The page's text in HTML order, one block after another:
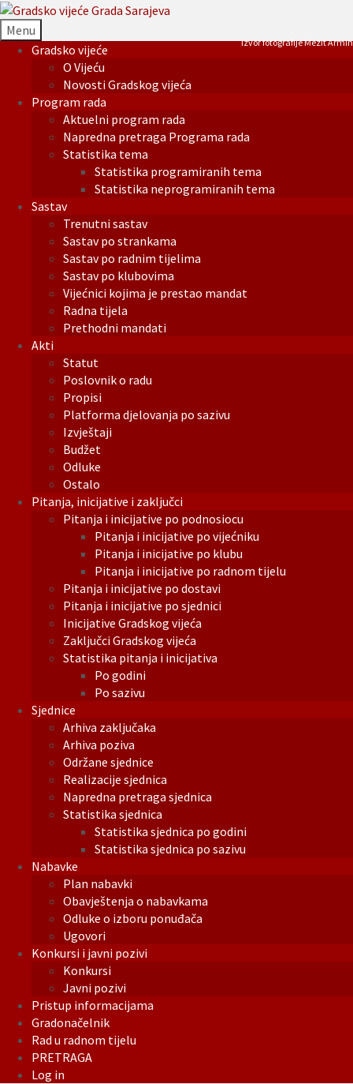
Menu
Gradsko vijeće
O Vijeću
Novosti Gradskog vijeća
Program rada
Aktuelni program rada
Napredna pretraga Programa rada
Statistika tema
Statistika programiranih tema
Statistika neprogramiranih tema
Sastav
Trenutni sastav
Sastav po strankama
Sastav po radnim tijelima
Sastav po klubovima
Vijećnici kojima je prestao mandat
Radna tijela
Prethodni mandati
Akti
Statut
Poslovnik o radu
Propisi
Platforma djelovanja po sazivu
Izvještaji
Budžet
Odluke
Ostalo
Pitanja, inicijative i zaključci
Pitanja i inicijative po podnosiocu
Pitanja i inicijative po vijećniku
Pitanja i inicijative po klubu
Pitanja i inicijative po radnom tijelu
Pitanja i inicijative po dostavi
Pitanja i inicijative po sjednici
Inicijative Gradskog vijeća
Zaključci Gradskog vijeća
Statistika pitanja i inicijativa
Po godini
Po sazivu
Sjednice
Arhiva zaključaka
Arhiva poziva
Održane sjednice
Realizacije sjednica
Napredna pretraga sjednica
Statistika sjednica
Statistika sjednica po godini
Statistika sjednica po sazivu
Nabavke
Plan nabavki
Obavještenja o nabavkama
Odluke o izboru ponuđača
Ugovori
Konkursi i javni pozivi
Konkursi
Javni pozivi
Pristup informacijama
Gradonačelnik
Rad u radnom tijelu
PRETRAGA
Log in
Izvor fotografije Mezit Armin